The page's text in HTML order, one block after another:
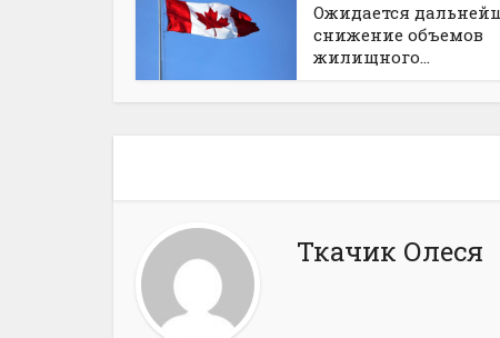
Ожидается
снижение объемов
жилищного...
Ткачик Олеся